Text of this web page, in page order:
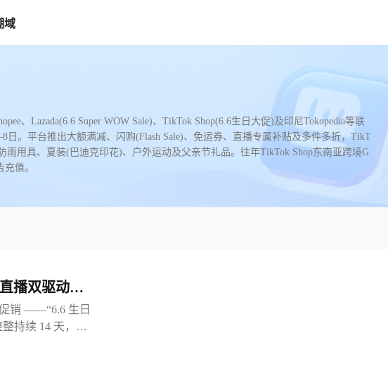
域
、Lazada(6.6 Super WOW Sale)、TikTok Shop(6.6生日大促)及印尼Tokopedia等联
。平台推出大额满减、闪购(Flash Sale)、免运券、直播专属补贴及多件多折，TikT
用具、夏装(巴迪克印花)、户外运动及父亲节礼品。往年TikTok Shop东南亚跨境G
值。
播双驱动，
促销 ——“6.6 生日
持续 14 天，为
，对跨境卖家而
，6.6 大促历来